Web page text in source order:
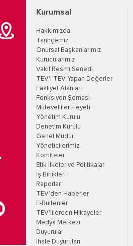
Kurumsal
Hakkımızda
Tarihçemiz
Onursal Başkanlarımız
Kurucularımız
Vakıf Resmi Senedi
TEV'i TEV Yapan Değerler
Faaliyet Alanları
Fonksiyon Şeması
Mütevelliler Heyeti
Yönetim Kurulu
Denetim Kurulu
Genel Müdür
Yöneticilerimiz
Komiteler
Etik İlkeler ve Politikalar
İş Birlikleri
Raporlar
TEV’den Haberler
E-Bültenler
TEV'lilerden Hikayeler
Medya Merkezi
Duyurular
İhale Duyuruları